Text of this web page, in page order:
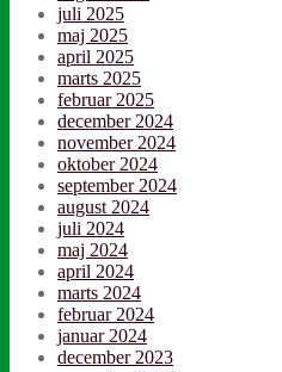
juli 2025
maj 2025
april 2025
marts 2025
februar 2025
december 2024
november 2024
oktober 2024
september 2024
august 2024
juli 2024
maj 2024
april 2024
marts 2024
februar 2024
januar 2024
december 2023